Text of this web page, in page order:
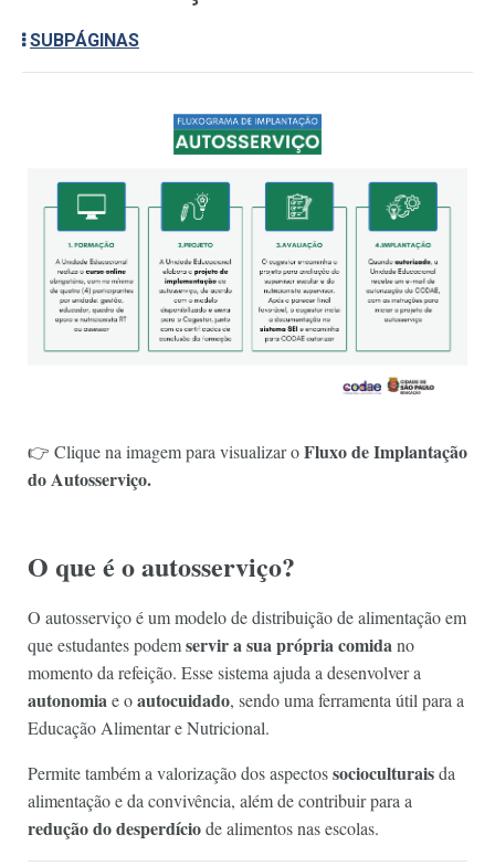
SUBPÁGINAS
👉 Clique na imagem para visualizar oFluxo de Implantação
do Autosserviço.
O que é o autosserviço?
O autosserviço é um modelo de distribuição de alimentação em
que estudantes podemservir a sua própria comida no
momento da refeição. Esse sistema ajuda a desenvolver a
autonomia e oautocuidado, sendo uma ferramenta útil para a
Educação Alimentar e Nutricional.
Permite também a valorização dos aspectossocioculturaisda
alimentação e da convivência, além de contribuir para a
redução do desperdíciode alimentos nas escolas.